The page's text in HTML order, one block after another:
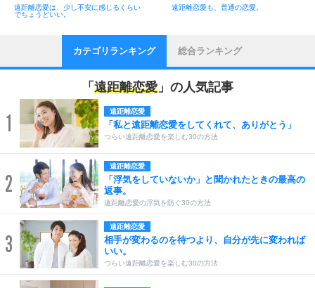
遠距離恋愛は、少し不安に感じるくらい
でちょうどいい。
遠距離恋愛も、普通の恋愛。
カテゴリランキング 総合ランキング
「 遠距離恋愛 」の人気記事
1 遠距離恋愛
「私と遠距離恋愛をしてくれて、ありがとう」
つらい遠距離恋愛を楽しむ30の方法
2
遠距離恋愛
「浮気をしていないか」と聞かれたときの最高の
返事。
遠距離恋愛の浮気を防ぐ30の方法
3
遠距離恋愛
相手が変わるのを待つより、自分が先に変われば
いい。
つらい遠距離恋愛を楽しむ30の方法